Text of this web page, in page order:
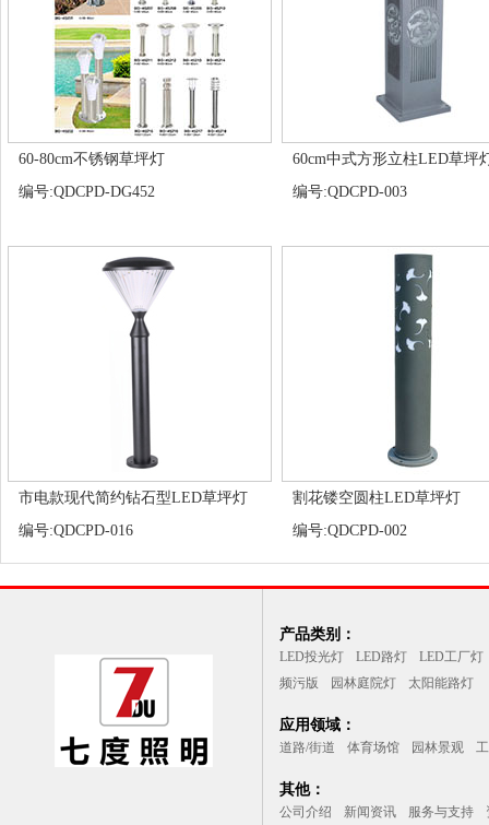
60-80cm不锈钢草坪灯
编号:QDCPD-DG452
60cm中式方形立柱LED草坪
编号:QDCPD-003
市电款现代简约钻石型LED草坪灯
编号:QDCPD-016
割花镂空圆柱LED草坪灯
编号:QDCPD-002
产品类别：
LED投光灯 LED路灯
LED工厂灯
频污版
园林庭院灯 太阳能路灯
应用领域：
道路/街道 体育场馆 园林景观
其他：
公司介绍 新闻资讯 服务与支持